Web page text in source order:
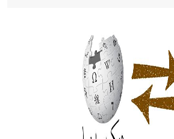
التغذية، ورسالته في جروح الرأس. ويعود
الطب من الدين والفلسفة.
إفراز حيواني يتكون في البحر ويتركب
وهو أحمر أو شديد الحمرة وهو
بكبر الحجم ويسمى الش